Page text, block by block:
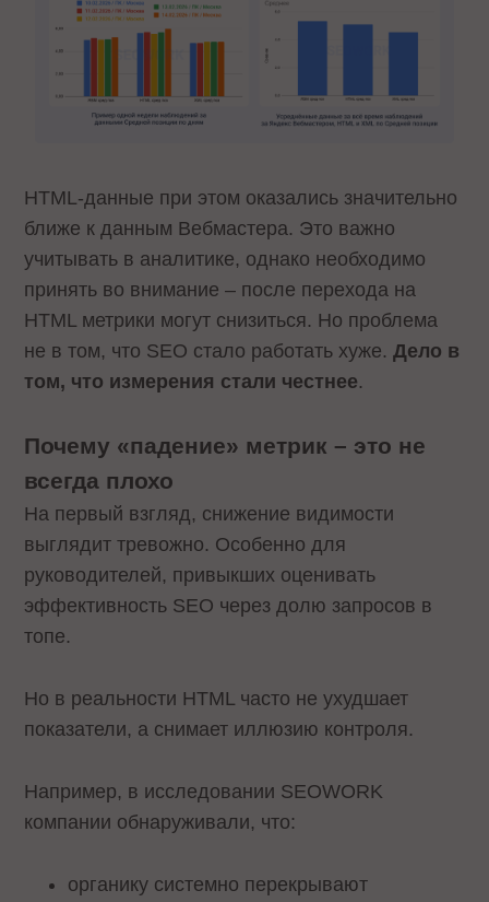
HTML-данные при этом оказались значительно
ближе к данным Вебмастера. Это важно
учитывать в аналитике, однако необходимо
принять во внимание – после перехода на
HTML метрики могут снизиться. Но проблема
не в том, что SEO стало работать хуже.Дело в
том, что измерения стали честнее.
Почему «падение» метрик – это не
всегда плохо
На первый взгляд, снижение видимости
выглядит тревожно. Особенно для
руководителей, привыкших оценивать
эффективность SEO через долю запросов в
топе.
Но в реальности HTML часто не ухудшает
показатели, а снимает иллюзию контроля.
Например, в исследовании SEOWORK
компании обнаруживали, что:
органику системно перекрывают